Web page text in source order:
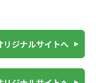
リジナルサイトへ